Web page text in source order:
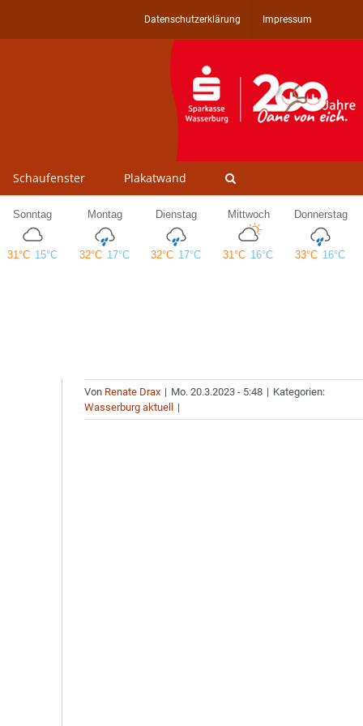
Datenschutzerklärung Impressum
Schaufenster Plakatwand
Von Renate Drax | Mo. 20.3.2023 - 5:48 | Kategorien:
Wasserburg aktuell
|